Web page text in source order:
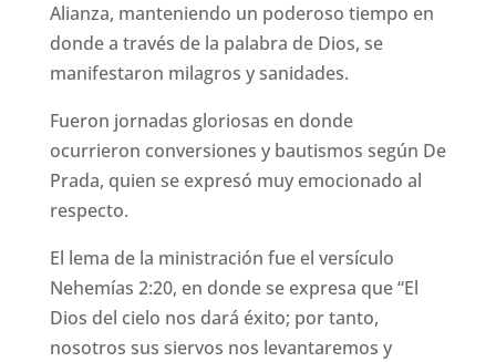
Alianza, manteniendo un poderoso tiempo en
donde a través de la palabra de Dios, se
manifestaron milagros y sanidades.
Fueron jornadas gloriosas en donde
ocurrieron conversiones y bautismos según De
Prada, quien se expresó muy emocionado al
respecto.
El lema de la ministración fue el versículo
Nehemías 2:20, en donde se expresa que “El
Dios del cielo nos dará éxito; por tanto,
nosotros sus siervos nos levantaremos y